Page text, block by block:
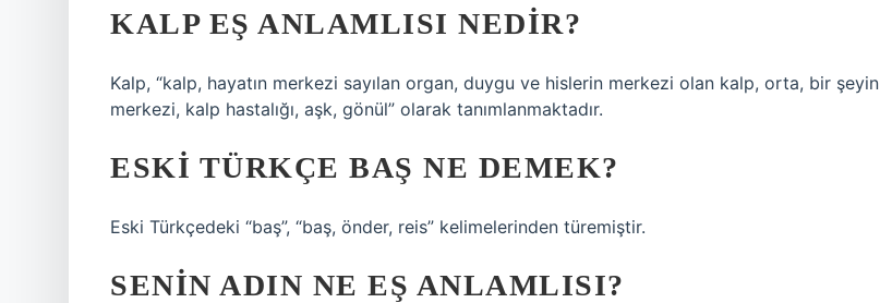
KALP EŞ ANLAMLISI NEDIR?
Kalp, “kalp, hayatın merkezi sayılan organ, duygu ve hislerin merkezi olan kalp, orta, bir şeyin
merkezi, kalp hastalığı, aşk, gönül” olarak tanımlanmaktadır.
ESKI TÜRKÇE BAŞ NE DEMEK?
Eski Türkçedeki “baş”, “baş, önder, reis” kelimelerinden türemiştir.
SENIN ADIN NE EŞ ANLAMLISI?